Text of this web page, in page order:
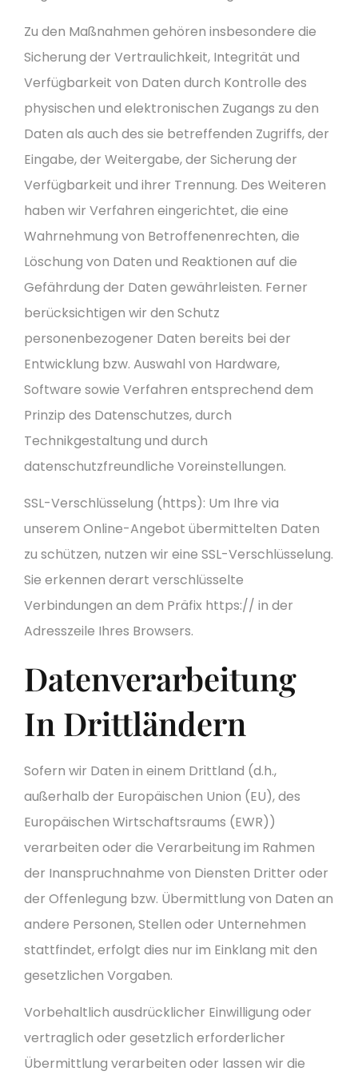
Zu den Maßnahmen gehören insbesondere die
Sicherung der Vertraulichkeit, Integrität und
Verfügbarkeit von Daten durch Kontrolle des
physischen und elektronischen Zugangs zu den
Daten als auch des sie betreffenden Zugriffs, der
Eingabe, der Weitergabe, der Sicherung der
Verfügbarkeit und ihrer Trennung. Des Weiteren
haben wir Verfahren eingerichtet, die eine
Wahrnehmung von Betroffenenrechten, die
Löschung von Daten und Reaktionen auf die
Gefährdung der Daten gewährleisten. Ferner
berücksichtigen wir den Schutz
personenbezogener Daten bereits bei der
Entwicklung bzw. Auswahl von Hardware,
Software sowie Verfahren entsprechend dem
Prinzip des Datenschutzes, durch
Technikgestaltung und durch
datenschutzfreundliche Voreinstellungen.
SSL-Verschlüsselung (https): Um Ihre via
unserem Online-Angebot übermittelten Daten
zu schützen, nutzen wir eine SSL-Verschlüsselung.
Sie erkennen derart verschlüsselte
Verbindungen an dem Präfix https:// in der
Adresszeile Ihres Browsers.
Datenverarbeitung
In Drittländern
Sofern wir Daten in einem Drittland (d.h.,
außerhalb der Europäischen Union (EU), des
Europäischen Wirtschaftsraums (EWR))
verarbeiten oder die Verarbeitung im Rahmen
der Inanspruchnahme von Diensten Dritter oder
der Offenlegung bzw. Übermittlung von Daten an
andere Personen, Stellen oder Unternehmen
stattfindet, erfolgt dies nur im Einklang mit den
gesetzlichen Vorgaben.
Vorbehaltlich ausdrücklicher Einwilligung oder
vertraglich oder gesetzlich erforderlicher
Übermittlung verarbeiten oder lassen wir die